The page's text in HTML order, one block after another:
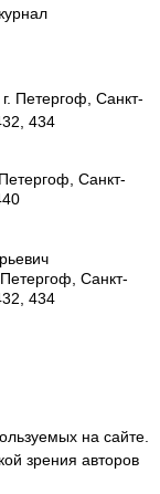
Петергоф, Санкт-
434
Санкт-
Петергоф, Санкт-
434
на сайте.
зрения авторов